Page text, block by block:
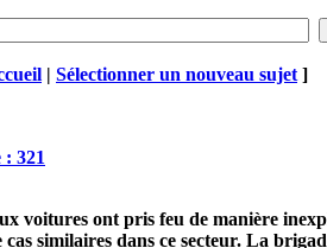
| Sélectionner un nouveau sujet ]
ont pris feu de manière
similaires dans ce secteur. La